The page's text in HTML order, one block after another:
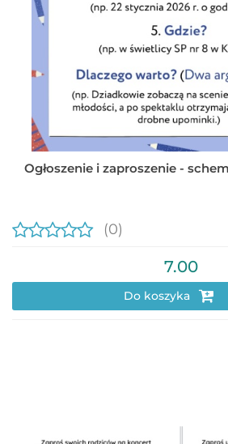
Ogłoszenie i zaproszenie -
(0)
7.00
Do koszyka